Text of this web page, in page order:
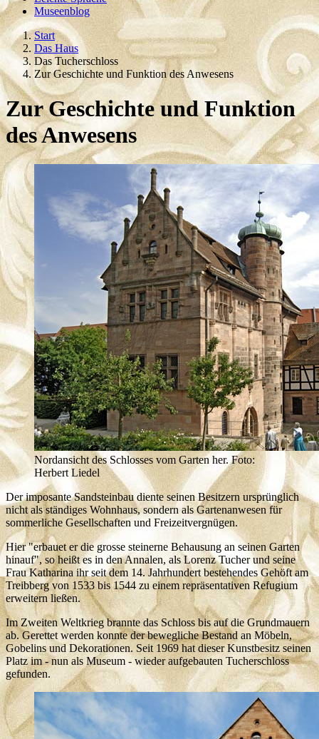
Museenblog
Start
Das Haus
Das Tucherschloss
Zur Geschichte und Funktion des Anwesens
Zur Geschichte und Funktion
des Anwesens
Nordansicht des Schlosses vom Garten her. Foto:
Herbert Liedel
Der imposante Sandsteinbau diente seinen Besitzern ursprünglich
nicht als ständiges Wohnhaus, sondern als Gartenanwesen für
sommerliche Gesellschaften und Freizeitvergnügen.
Hier "erbauet er die grosse steinerne Behausung an seinen Garten
hinauf", so heißt es in den Annalen, als Lorenz Tucher und seine
Frau Katharina ihr seit dem 14. Jahrhundert bestehendes Gehöft am
Treibberg von 1533 bis 1544 zu einem repräsentativen Refugium
erweitern ließen.
Im Zweiten Weltkrieg brannte das Schloss bis auf die Grundmauern
ab. Gerettet werden konnte der bewegliche Bestand an Möbeln,
Gobelins und Dekorationen. Seit 1969 hat dieser Kunstbesitz seinen
Platz im - nun als Museum - wieder aufgebauten Tucherschloss
gefunden.